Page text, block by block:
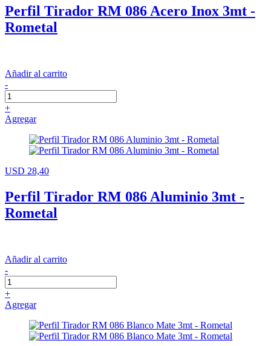
Perfil Tirador RM 086 Acero Inox 3mt -
Rometal
Añadir al carrito
-
+
Agregar
USD 28,40
Perfil Tirador RM 086 Aluminio 3mt -
Rometal
Añadir al carrito
-
+
Agregar